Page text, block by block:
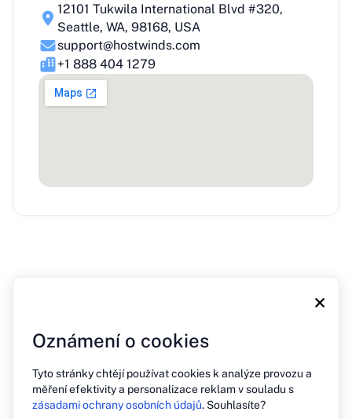
×
Oznámení o cookies
Tyto stránky chtějí používat cookies k analýze provozu a
měření efektivity a personalizace reklam v souladu s
zásadami ochrany osobních údajů. Souhlasíte?
12101 Tukwila International Blvd #320,
Seattle, WA, 98168, USA
support@hostwinds.com
+1 888 404 1279
O násBlog Tisk Kontakt